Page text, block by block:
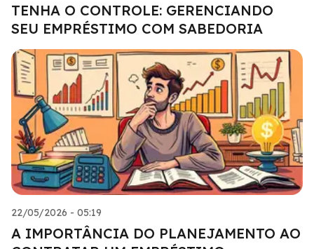
TENHA O CONTROLE: GERENCIANDO
SEU EMPRÉSTIMO COM SABEDORIA
22/05/2026 - 05:19
A IMPORTÂNCIA DO PLANEJAMENTO AO